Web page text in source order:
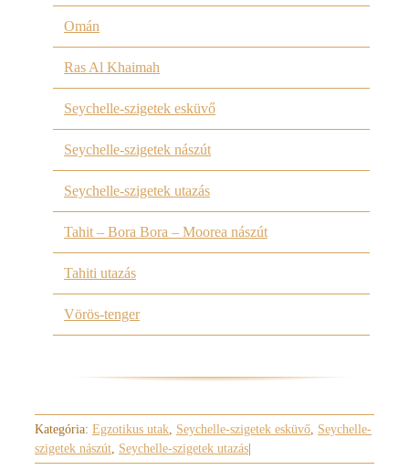
Omán
Ras Al Khaimah
Seychelle-szigetek esküvő
Seychelle-szigetek nászút
Seychelle-szigetek utazás
Tahit – Bora Bora – Moorea nászút
Tahiti utazás
Vörös-tenger
Kategória: Egzotikus utak, Seychelle-szigetek esküvő, Seychelle-
szigetek nászút, Seychelle-szigetek utazás